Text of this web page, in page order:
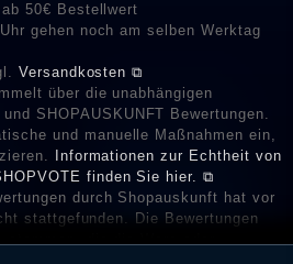
50€ Bestellwert
gehen noch am selben Werktag
Versandkosten ⧉
über die unabhängigen
SHOPAUSKUNFT Bewertungen.
und manuelle Maßnahmen ein,
Informationen zur Echtheit von
finden Sie hier. ⧉
durch Shopauskunft hat vor
stattgefunden. Die Bewertungen